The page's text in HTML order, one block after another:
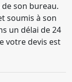
son bureau.
soumis à son
un délai de 24
votre devis est